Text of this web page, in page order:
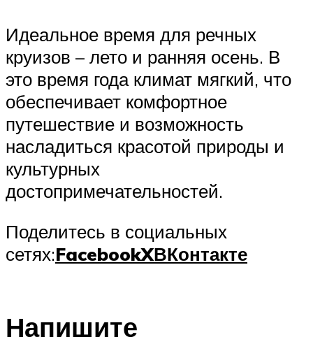
Идеальное время для речных
круизов – лето и ранняя осень. В
это время года климат мягкий, что
обеспечивает комфортное
путешествие и возможность
насладиться красотой природы и
культурных
достопримечательностей.
Поделитесь в социальных
сетях:FacebookXВКонтакте
Напишите